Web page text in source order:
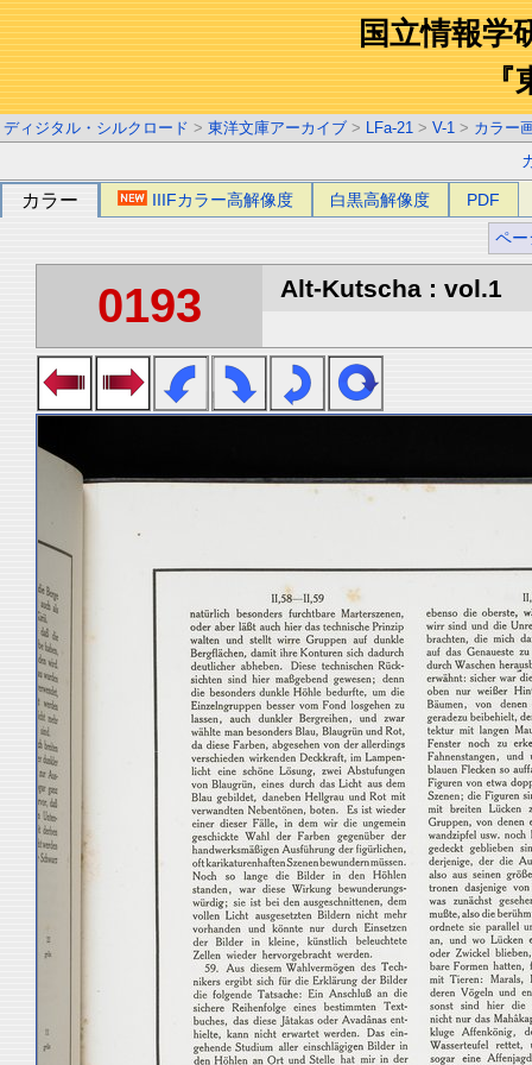
国立情報学
『
ディジタル・シルクロード > 東洋文庫アーカイブ > LFa-21 > V-1 > カラー
カラー IIIFカラー高解像度 白黒高解像度 PDF
ペー
0193 Alt-Kutscha : vol.1